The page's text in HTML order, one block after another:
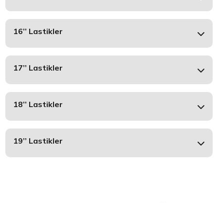
16’’ Lastikler
17’’ Lastikler
18’’ Lastikler
19’’ Lastikler